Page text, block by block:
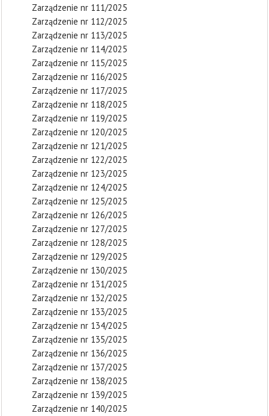
Zarządzenie nr 111/2025
Zarządzenie nr 112/2025
Zarządzenie nr 113/2025
Zarządzenie nr 114/2025
Zarządzenie nr 115/2025
Zarządzenie nr 116/2025
Zarządzenie nr 117/2025
Zarządzenie nr 118/2025
Zarządzenie nr 119/2025
Zarządzenie nr 120/2025
Zarządzenie nr 121/2025
Zarządzenie nr 122/2025
Zarządzenie nr 123/2025
Zarządzenie nr 124/2025
Zarządzenie nr 125/2025
Zarządzenie nr 126/2025
Zarządzenie nr 127/2025
Zarządzenie nr 128/2025
Zarządzenie nr 129/2025
Zarządzenie nr 130/2025
Zarządzenie nr 131/2025
Zarządzenie nr 132/2025
Zarządzenie nr 133/2025
Zarządzenie nr 134/2025
Zarządzenie nr 135/2025
Zarządzenie nr 136/2025
Zarządzenie nr 137/2025
Zarządzenie nr 138/2025
Zarządzenie nr 139/2025
Zarządzenie nr 140/2025